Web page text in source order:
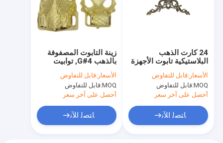
زينة التابوت المصفوفة
بالذهب 4#G, توابيت
توابيت و توابيت مخصصة
الأسعار:قابل للتفاوض
MOQ: قابل للتفاوض
أحصل على آخر سعر
ﺎﺘﺼﻟ ﺍﻶﻧ
24 كارت الذهب
البلاستيكية تابوت الأجهزة
الزخرفية المواد التابعة
للجنازة PF07
الأسعار:قابل للتفاوض
MOQ: قابل للتفاوض
أحصل على آخر سعر
ﺎﺘﺼﻟ ﺍﻶﻧ